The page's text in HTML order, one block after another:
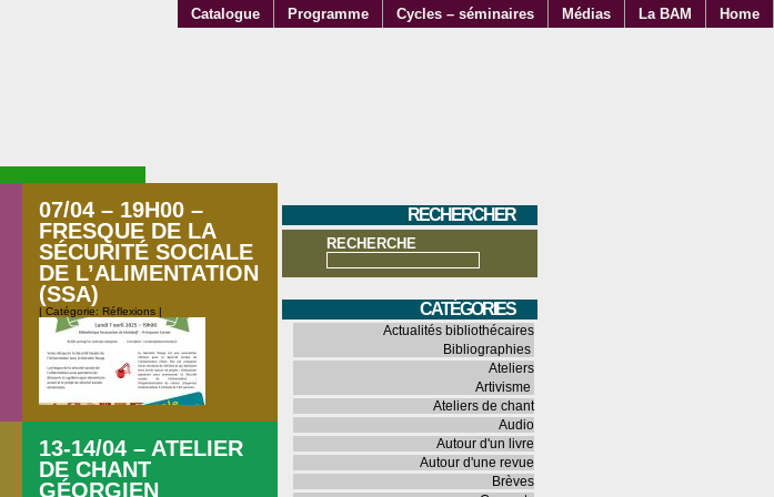
Home
La BAM
Médias
Cycles – séminaires
Programme
Catalogue
07/04 – 19H00 –
FRESQUE DE LA
SÉCURITÉ SOCIALE
DE L’ALIMENTATION
(SSA)
| Catégorie: Réflexions |
13-14/04 – ATELIER
DE CHANT
GÉORGIEN
RECHERCHER
RECHERCHE
CATÉGORIES
Actualités bibliothécaires
Bibliographies
Ateliers
Artivisme
Ateliers de chant
Audio
Autour d'un livre
Autour d'une revue
Brèves